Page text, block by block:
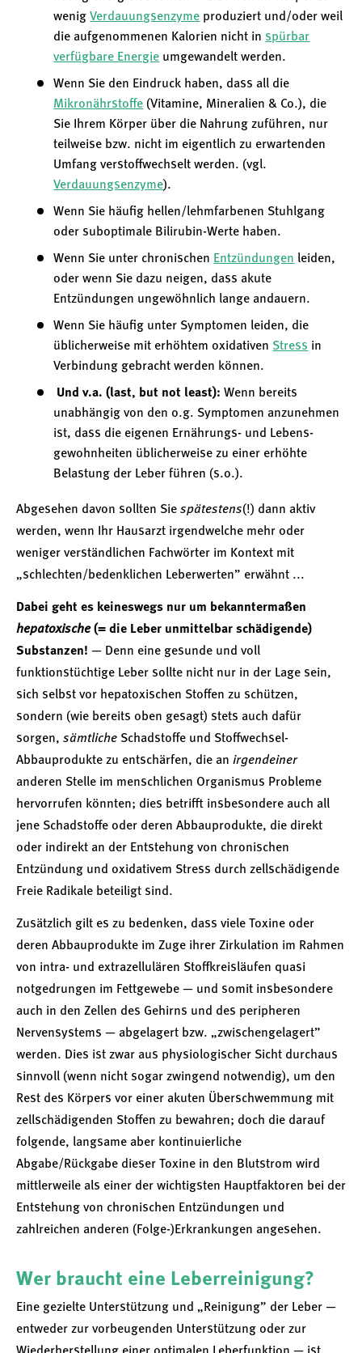
wenigVerdauungsenzyme produziert und/oder weil
die aufgenommenen Kalorien nicht in spürbar
verfügbare Energie umgewandelt werden.
Wenn Sie den Eindruck haben, dass all die
Mikronährstoffe (Vitamine, Mineralien & Co.), die
Sie Ihrem Körper über die Nahrung zuführen, nur
teilweise bzw. nicht im eigentlich zu erwartenden
Umfang verstoffwechselt werden. (vgl.
Verdauungsenzyme).
Wenn Sie häufig hellen/lehmfarbenen Stuhlgang
oder suboptimale Bilirubin-Werte haben.
Wenn Sie unter chronischen Entzündungen leiden,
oder wenn Sie dazu neigen, dass akute
Entzündungen ungewöhnlich lange andauern.
Wenn Sie häufig unter Symptomen leiden, die
üblicherweise mit erhöhtem oxidativen Stress in
Verbindung gebracht werden können.
Und v.a. (last, but not least): Wenn bereits
unabhängig von den o.g. Symptomen anzunehmen
ist, dass die eigenen Ernährungs- und Lebens­
gewohnheiten üblicherweise zu einer erhöhte
Belastung der Leber führen (s.o.).
Abgesehen davon sollten Sie spätestens(!) dann aktiv
werden, wenn Ihr Hausarzt irgendwelche mehr oder
weniger verständlichen Fachwörter im Kontext mit
„schlechten/bedenklichen Leberwerten” erwähnt ...
Dabei geht es keineswegs nur um bekanntermaßen
hepatoxische(= die Leber unmittelbar schädigende)
Substanzen! — Denn eine gesunde und voll
funktionstüchtige Leber sollte nicht nur in der Lage sein,
sich selbst vor hepatoxischen Stoffen zu schützen,
sondern (wie bereits oben gesagt) stets auch dafür
sorgen, sämtliche Schadstoffe und Stoffwechsel-
Abbauprodukte zu entschärfen, die an irgendeiner
anderen Stelle im menschlichen Organismus Probleme
hervorrufen könnten; dies betrifft insbesondere auch all
jene Schadstoffe oder deren Abbauprodukte, die direkt
oder indirekt an der Entstehung von chronischen
Entzündung und oxidativem Stress durch zellschädigende
Freie Radikale beteiligt sind.
Zusätzlich gilt es zu bedenken, dass viele Toxine oder
deren Abbauprodukte im Zuge ihrer Zirkulation im Rahmen
von intra- und extrazellulären Stoffkreisläufen quasi
notgedrungen im Fettgewebe — und somit insbesondere
auch in den Zellen des Gehirns und des peripheren
Nervensystems — abgelagert bzw. „zwischengelagert”
werden. Dies ist zwar aus physiologischer Sicht durchaus
sinnvoll (wenn nicht sogar zwingend notwendig), um den
Rest des Körpers vor einer akuten Überschwemmung mit
zellschädigenden Stoffen zu bewahren; doch die darauf
folgende, langsame aber kontinuierliche
Abgabe/Rückgabe dieser Toxine in den Blutstrom wird
mittlerweile als einer der wichtigsten Hauptfaktoren bei der
Entstehung von chronischen Entzündungen und
zahlreichen anderen (Folge-)Erkrankungen angesehen.
Wer braucht eine Leberreinigung?
Eine gezielte Unterstützung und „Reinigung” der Leber —
entweder zur vorbeugenden Unterstützung oder zur